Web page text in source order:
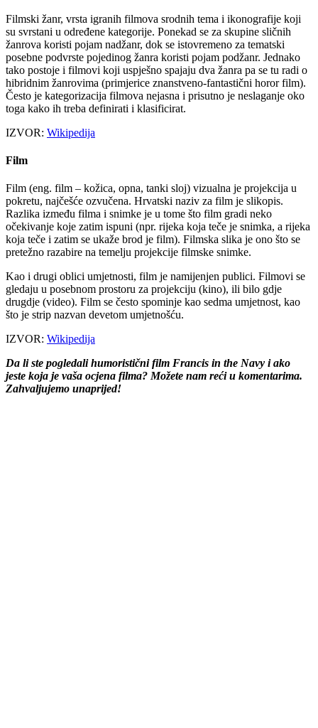
Filmski žanr, vrsta igranih filmova srodnih tema i ikonografije koji
su svrstani u određene kategorije. Ponekad se za skupine sličnih
žanrova koristi pojam nadžanr, dok se istovremeno za tematski
posebne podvrste pojedinog žanra koristi pojam podžanr. Jednako
tako postoje i filmovi koji uspješno spajaju dva žanra pa se tu radi o
hibridnim žanrovima (primjerice znanstveno-fantastični horor film).
Često je kategorizacija filmova nejasna i prisutno je neslaganje oko
toga kako ih treba definirati i klasificirat.
IZVOR: Wikipedija
Film
Film (eng. film – kožica, opna, tanki sloj) vizualna je projekcija u
pokretu, najčešće ozvučena. Hrvatski naziv za film je slikopis.
Razlika između filma i snimke je u tome što film gradi neko
očekivanje koje zatim ispuni (npr. rijeka koja teče je snimka, a rijeka
koja teče i zatim se ukaže brod je film). Filmska slika je ono što se
pretežno razabire na temelju projekcije filmske snimke.
Kao i drugi oblici umjetnosti, film je namijenjen publici. Filmovi se
gledaju u posebnom prostoru za projekciju (kino), ili bilo gdje
drugdje (video). Film se često spominje kao sedma umjetnost, kao
što je strip nazvan devetom umjetnošću.
IZVOR: Wikipedija
Da li ste pogledali humoristični film Francis in the Navy i ako
jeste koja je vaša ocjena filma? Možete nam reći u komentarima.
Zahvaljujemo unaprijed!